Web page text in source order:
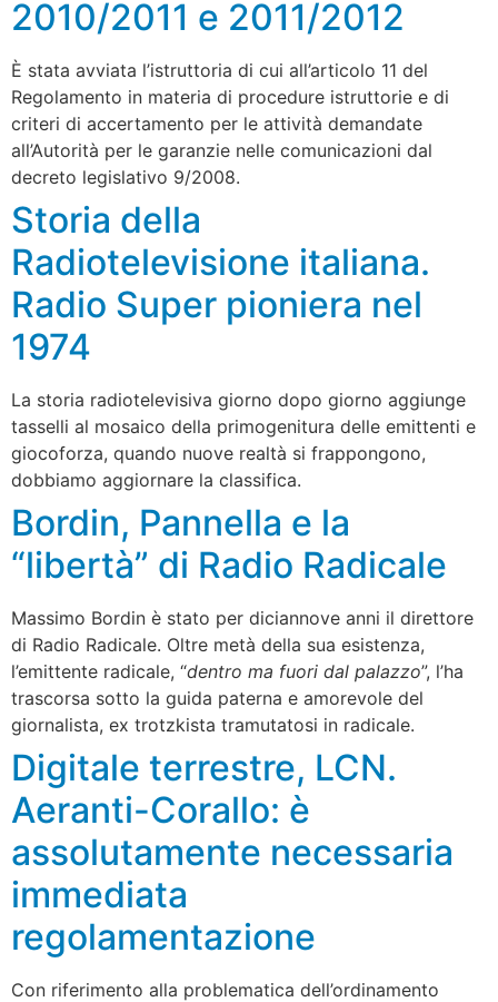
2010/2011 e 2011/2012
È stata avviata l’istruttoria di cui all’articolo 11 del
Regolamento in materia di procedure istruttorie e di
criteri di accertamento per le attività demandate
all’Autorità per le garanzie nelle comunicazioni dal
decreto legislativo 9/2008.
Storia della
Radiotelevisione italiana.
Radio Super pioniera nel
1974
La storia radiotelevisiva giorno dopo giorno aggiunge
tasselli al mosaico della primogenitura delle emittenti e
giocoforza, quando nuove realtà si frappongono,
dobbiamo aggiornare la classifica.
Bordin, Pannella e la
“libertà” di Radio Radicale
Massimo Bordin è stato per diciannove anni il direttore
di Radio Radicale. Oltre metà della sua esistenza,
l’emittente radicale, “dentro ma fuori dal palazzo”, l’ha
trascorsa sotto la guida paterna e amorevole del
giornalista, ex trotzkista tramutatosi in radicale.
Digitale terrestre, LCN.
Aeranti-Corallo: è
assolutamente necessaria
immediata
regolamentazione
Con riferimento alla problematica dell’ordinamento